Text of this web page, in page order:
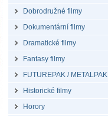
Dobrodružné filmy
Dokumentární filmy
Dramatické filmy
Fantasy filmy
FUTUREPAK / METALPAK
Historické filmy
Horory